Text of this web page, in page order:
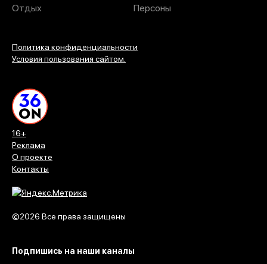
16+
Реклама
О проекте
Контакты
©2026 Все права защищены
Отдых
Персоны
Политика конфиденциальности
Условия пользования сайтом.
Подпишись на наши каналы